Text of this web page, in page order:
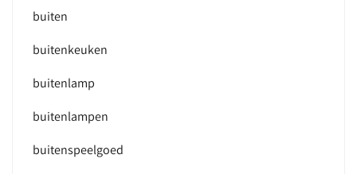
buiten
buitenkeuken
buitenlamp
buitenlampen
buitenspeelgoed